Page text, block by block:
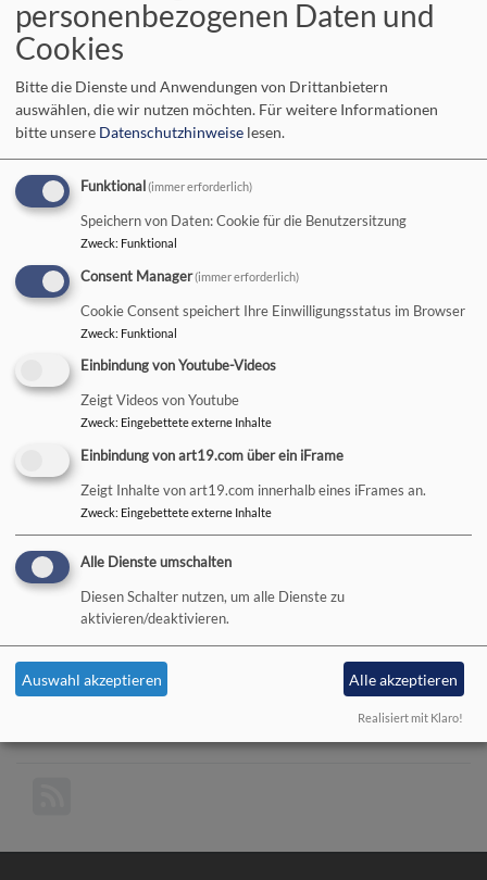
Startseite Aubstadt
Aubstadt
Evang.-Luth.
Kirchengemeinden
Aubstadt - Gollmuthhausen
- Rappershausen mit
Hendungen
Herzlich Willkommen in unserer Pfarrei!
Du bist jung und abenteuerlustig?
bei unsererDekanatsjugendvorbei - da ist immer was
Spirituell den eigenen Glauben leben - aber wie?
ganzhier.definden Sie Anregungen für Ihr eigenes
Glaubensleben!Und den passenden Podcast namens
GanzOhr finden Sie hier!
Weiterlesen
personenbezogenen Daten und
Cookies
Bitte die Dienste und Anwendungen von Drittanbietern
auswählen, die wir nutzen möchten. Für weitere Informationen
bitte unsere Datenschutzhinweise lesen.
Funktional (immer erforderlich)
Speichern von Daten: Cookie für die Benutzersitzung
Zweck: Funktional
Consent Manager(immer erforderlich)
Cookie Consent speichert Ihre Einwilligungsstatus im Browser
Zweck: Funktional
Einbindung von Youtube-Videos
Zeigt Videos von Youtube
Zweck: Eingebettete externe Inhalte
Einbindung von art19.com über ein iFrame
Zeigt Inhalte von art19.com innerhalb eines iFrames an.
Zweck: Eingebettete externe Inhalte
Alle Dienste umschalten
Diesen Schalter nutzen, um alle Dienste zu
aktivieren/deaktivieren.
Auswahl akzeptieren Alle akzeptieren
Realisiert mit Klaro!